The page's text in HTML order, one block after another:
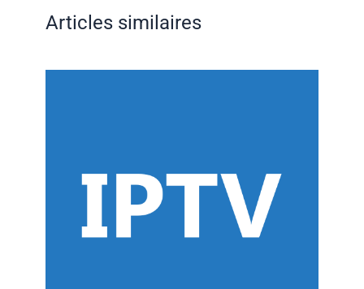
Articles similaires